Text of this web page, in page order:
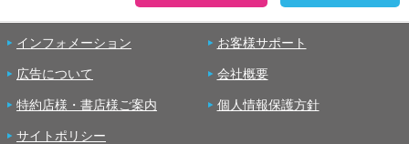
インフォメーション お客様サポート
広告について 会社概要
特約店様・書店様ご案内 個人情報保護方針
サイトポリシー